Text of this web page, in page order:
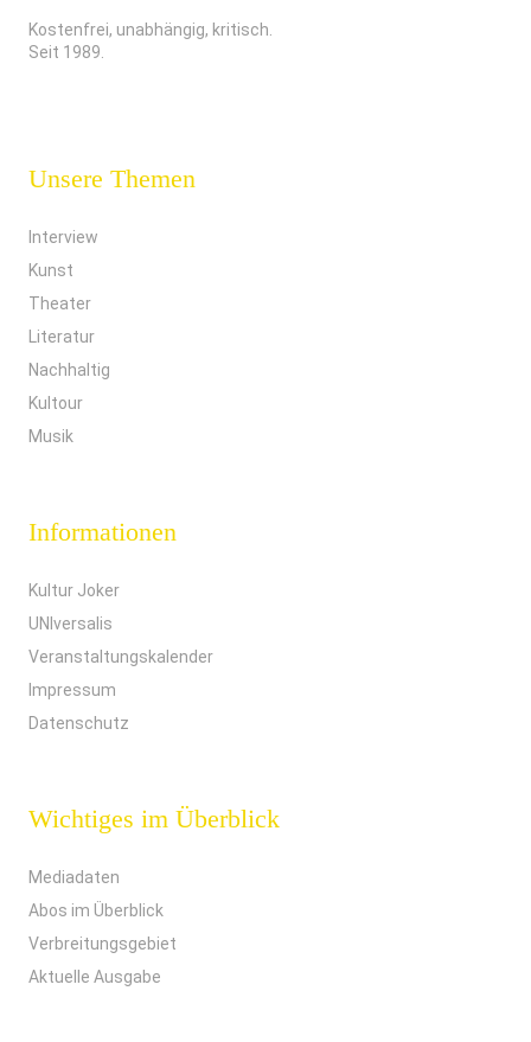
Kostenfrei, unabhängig, kritisch.
Seit 1989.
Unsere Themen
Interview
Kunst
Theater
Literatur
Nachhaltig
Kultour
Musik
Informationen
Kultur Joker
UNIversalis
Veranstaltungskalender
Impressum
Datenschutz
Wichtiges im Überblick
Mediadaten
Abos im Überblick
Verbreitungsgebiet
Aktuelle Ausgabe